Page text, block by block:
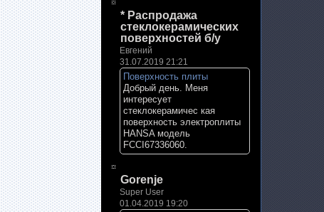
* Распродажа
стеклокерамических
поверхностей б/у
Евгений
31.07.2019 21:21
Поверхность плиты
Добрый день. Меня
интересует
стеклокерамичес кая
поверхность электроплиты
HANSA модель
FCCI67336060.
Gorenje
Super User
01.04.2019 19:20